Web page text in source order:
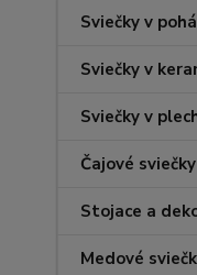
Sviečky v
Sviečky v
Sviečky v
Čajové sviečky
Stojace a
Medové